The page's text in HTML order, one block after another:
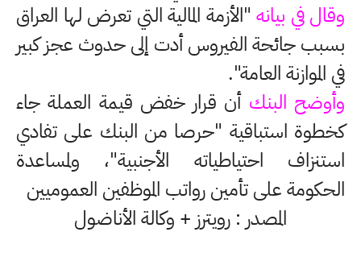
وقال في بيانه "الأزمة المالية التي تعرض لها العراق
بسبب جائحة الفيروس أدت إلى حدوث عجز كبير
في الموازنة العامة".
وأوضح البنك أن قرار خفض قيمة العملة جاء
كخطوة استباقية "حرصا من البنك على تفادي
استنزاف احتياطياته الأجنبية"، ولمساعدة
الحكومة على تأمين رواتب الموظفين العموميين
المصدر : رويترز + وكالة الأناضول